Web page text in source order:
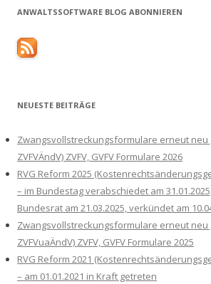
ANWALTSSOFTWARE BLOG ABONNIEREN
NEUESTE BEITRÄGE
Zwangsvollstreckungsformulare erneut neu
ZVFVÄndV) ZVFV, GVFV Formulare 2026
RVG Reform 2025
– im Bundestag verabschiedet am
Bundesrat am 21.03.2025, verkündet am
Zwangsvollstreckungsformulare erneut neu
ZVFVuaÄndV) ZVFV, GVFV Formulare 2025
RVG Reform 2021
– am 01.01.2021 in Kraft getreten